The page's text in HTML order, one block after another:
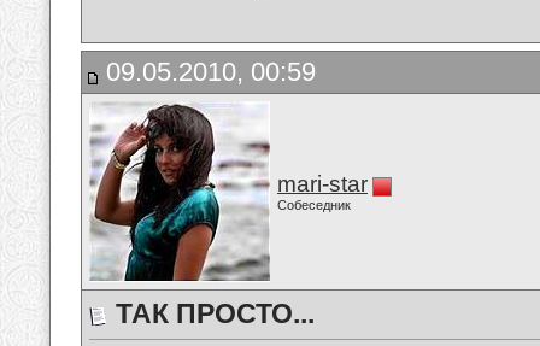
09.05.2010, 00:59
mari-star
Собеседник
ТАК ПРОСТО...